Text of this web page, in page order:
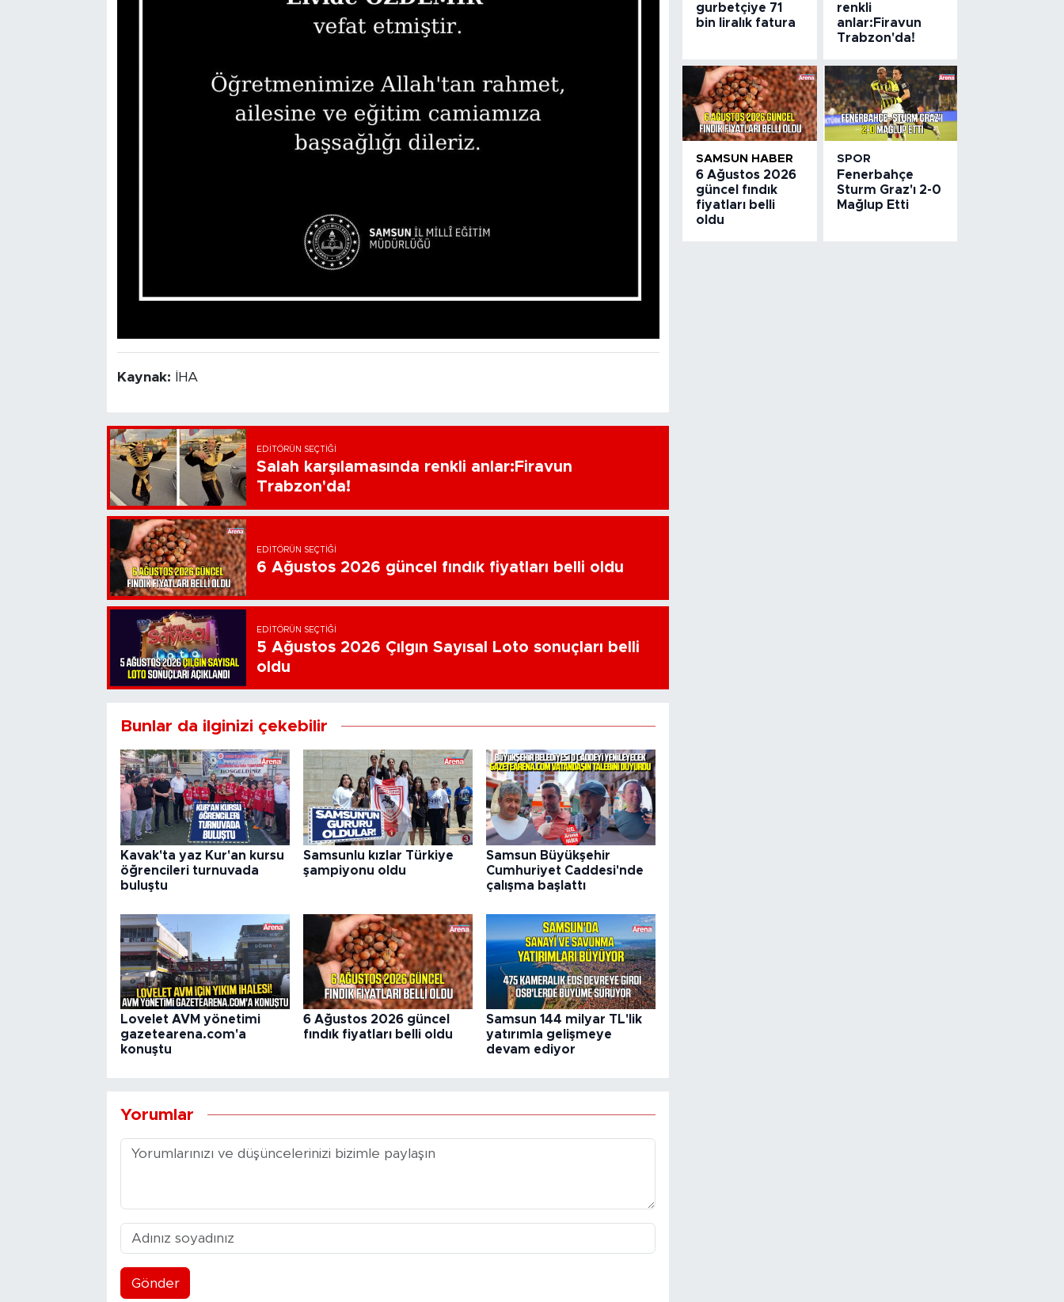
Kaynak: İHA
EDITÖRÜN SEÇTIĞI
Salah karşılamasında renkli anlar:Firavun
Trabzon'da!
EDITÖRÜN SEÇTIĞI
6 Ağustos 2026 güncel fındık fiyatları belli oldu
EDITÖRÜN SEÇTIĞI
5 Ağustos 2026 Çılgın Sayısal Loto sonuçları belli
oldu
Bunlar da ilginizi çekebilir
Kavak'ta yaz Kur'an kursu
öğrencileri turnuvada
buluştu
Samsunlu kızlar Türkiye
şampiyonu oldu
Samsun Büyükşehir
Cumhuriyet Caddesi'nde
çalışma başlattı
Lovelet AVM yönetimi
gazetearena.com'a
konuştu
6 Ağustos 2026 güncel
fındık fiyatları belli oldu
Samsun 144 milyar TL'lik
yatırımla gelişmeye
devam ediyor
Yorumlar
Gönder
gurbetçiye 71
bin liralık fatura
renkli
anlar:Firavun
Trabzon'da!
SAMSUN HABER
6 Ağustos 2026
güncel fındık
fiyatları belli
oldu
SPOR
Fenerbahçe
Sturm Graz'ı 2-0
Mağlup Etti